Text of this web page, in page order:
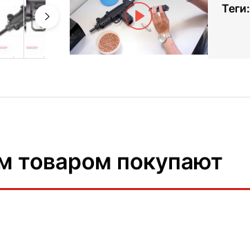
Теги:
товаром покупают